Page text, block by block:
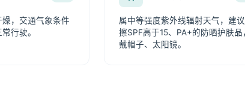
，交通气象条件
行驶。
属中等强度紫外线辐射天气，建
擦SPF高于15、PA+的防晒护肤品
戴帽子、太阳镜。